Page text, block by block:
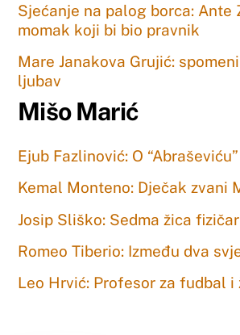
Sjećanje na palog borca: Ante
momak koji bi bio pravnik
Mare Janakova Grujić:
ljubav
Mišo Marić
Ejub Fazlinović: O
Kemal Monteno: Dječak zvani
Josip Sliško: Sedma žica
Romeo Tiberio: Između dva
Leo Hrvić: Profesor za fudbal i